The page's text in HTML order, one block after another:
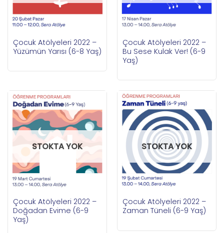
Çocuk Atölyeleri 2022 –
Yüzümün Yarısı (6-8 Yaş)
Çocuk Atölyeleri 2022 –
Bu Sese Kulak Ver! (6-9
Yaş)
STOKTA YOK
Çocuk Atölyeleri 2022 –
Doğadan Evime (6-9
Yaş)
STOKTA YOK
Çocuk Atölyeleri 2022 –
Zaman Tüneli (6-9 Yaş)